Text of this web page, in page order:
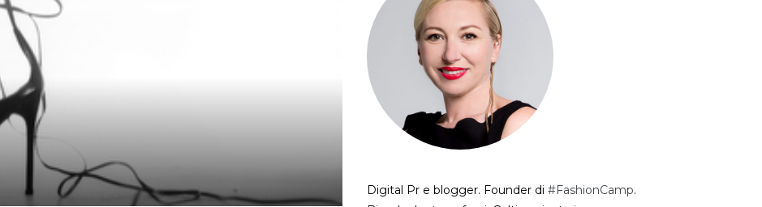
Digital Pr e blogger. Founder di #FashionCamp.